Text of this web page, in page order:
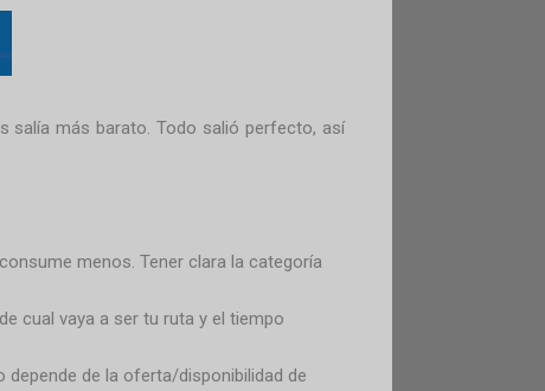
salía más barato. Todo salió perfecto, así
menos. Tener clara la categoría
cual vaya a ser tu ruta y el tiempo
depende de la oferta/disponibilidad de